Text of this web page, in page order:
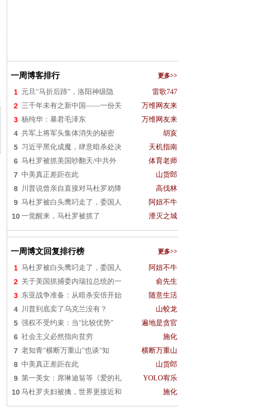
一周博客排行 更多>>
1 元旦“马折后蹄”，洛阳神级隐 雷歌747
2 三千年未有之新中国——一份关 万维网友来
3 杨纯华：暴君毛泽东 万维网友来
4 共军上将军头集体消失的秘密 胡亥
5 习近平黑化成魔，肆意暗杀处决 天机指南
6 马杜罗被抓美国吵翻天/中共外 体育老师
7 中美真正差距在此 山货郎
8 川普说曾亲自直接对马杜罗劝降 高伐林
9 马杜罗被白头鹰叼走了，委国人 阿妞不牛
10 一觉醒来，马杜罗被抓了 湮灭之城
一周博文回复排行榜 更多>>
1 马杜罗被白头鹰叼走了，委国人 阿妞不牛
2 关于美国抓捕委内瑞拉总统的一 俞先生
3 东亚战争准备：从暗杀安倍开始 随意生活
4 川普到底卖了乌克兰没有？ 山蛟龙
5 强权不受约束：当“比较优势” 遍地是贪官
6 社会主义必然指向贫穷 施化
7 老知青“横断万重山”也谈“知 横断万重山
8 中美真正差距在此 山货郎
9 第一美女：席琳迪翁等《爱的礼 YOLO宥乐
10 马杜罗夫妇被擒，世界更接近和 施化